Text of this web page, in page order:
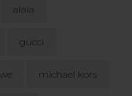
alaia
gucci
michael kors